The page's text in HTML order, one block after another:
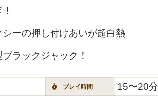
シーの押し付けあいが超白熱
ラックジャック！
プレイ時間 15〜20分